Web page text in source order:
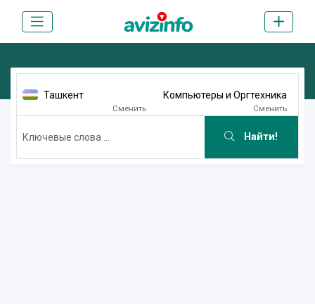
Ташкент
Сменить
Компьютеры и Оргтехника
Сменить
Найти!